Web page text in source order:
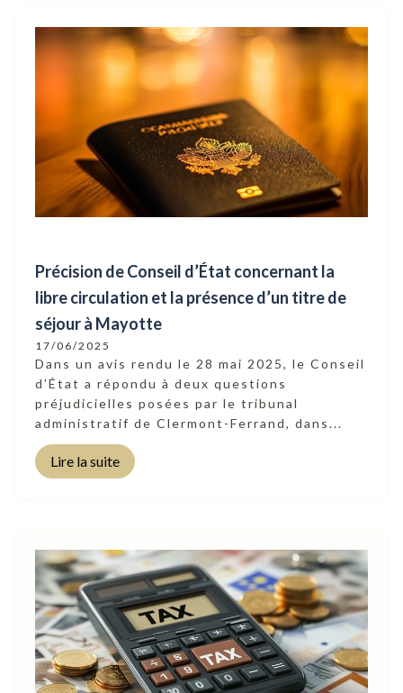
Précision de Conseil d’État concernant la
libre circulation et la présence d’un titre de
séjour à Mayotte
17/06/2025
Dans un avis rendu le 28 mai 2025, le Conseil
d’État a répondu à deux questions
préjudicielles posées par le tribunal
administratif de Clermont-Ferrand, dans...
Lire la suite